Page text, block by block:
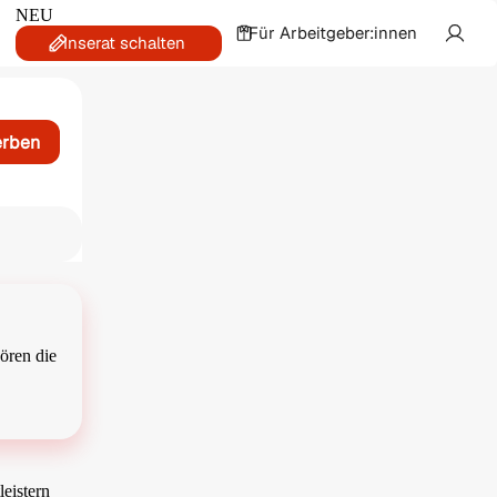
NEU
Inserat schalten Für Arbeitgeber:innen
die